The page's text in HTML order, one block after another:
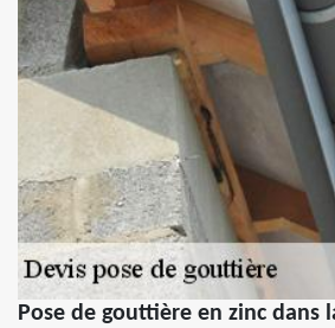
Pose de gouttière en zinc dans